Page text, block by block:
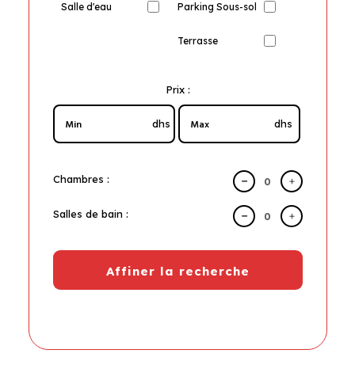
Parking Sous-sol
Salle d'eau
Terrasse
Prix :
dhs dhs
Chambres :
Salles de bain :
Affiner la recherche